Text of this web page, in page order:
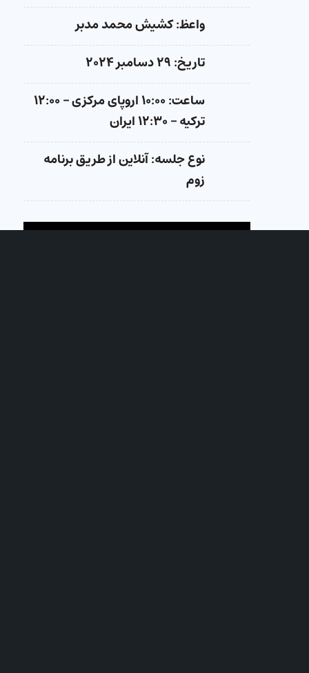
واعظ: کشیش محمد مدبر
تاریخ: ۲۹ دسامبر ۲۰۲۴
ساعت: ۱۰:۰۰ اروپای مرکزی – ۱۲:۰۰
ترکیه – ۱۲:۳۰ ایران
نوع جلسه: آنلاین از طریق برنامه
زوم